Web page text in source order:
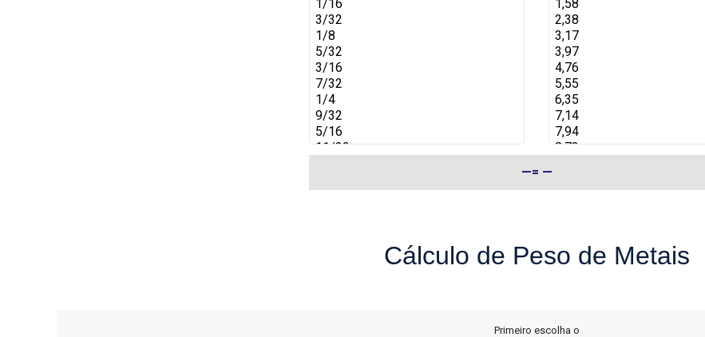
—= —
Cálculo de Peso de Metais
Primeiro escolha o